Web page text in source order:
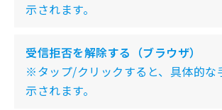
示されます。
受信拒否を解除する（ブラウザ）
※タップ/クリックすると、具体的な
示されます。